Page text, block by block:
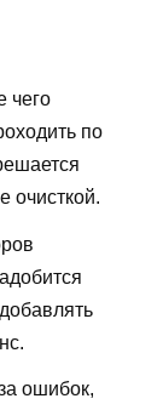
чего
по
очисткой.
ошибок,